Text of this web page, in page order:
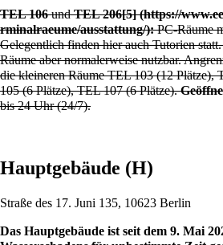
TEL 106undTEL 206[5]
:PC-Räume
Gelegentlich finden hier auch Tutorien
Räume aber normalerweise nutzbar.
die kleineren Räume TEL 103 (12 Plätze),
105 (6 Plätze), TEL 107 (6 Plätze).
bis 24 Uhr (24/7).
Hauptgebäude (H)
Straße des 17. Juni 135, 10623 Berlin
Das Hauptgebäude ist seit dem 9. Mai